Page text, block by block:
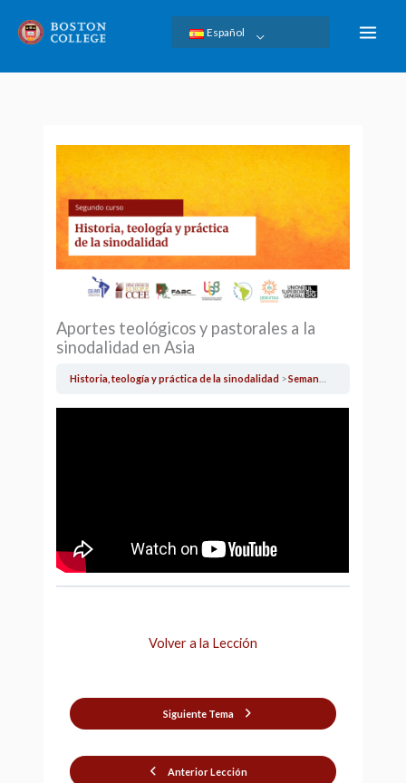
Español
Aportes teológicos y pastorales a la
sinodalidad en Asia
Historia, teología y práctica de la sinodalidad Semana 2: Experiencias
Anterior Lección
Volver a la Lección
Siguiente Tema